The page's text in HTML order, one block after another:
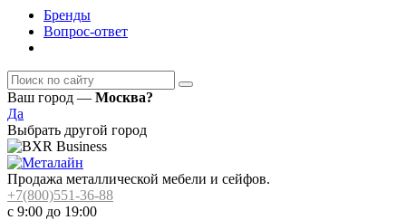
Бренды
Вопрос-ответ
Ваш город — Москва?
Да
Выбрать другой город
Продажа металлической мебели и сейфов.
+7(800)551-36-88
с 9:00 до 19:00